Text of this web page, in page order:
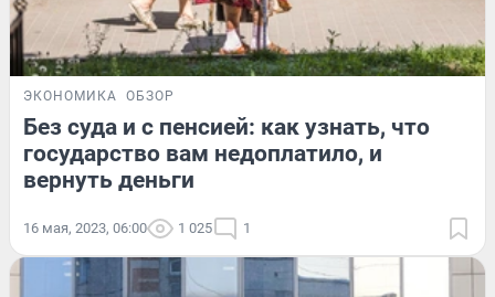
ЭКОНОМИКА ОБЗОР
Без суда и с пенсией: как узнать, что
государство вам недоплатило, и
вернуть деньги
16 мая, 2023, 06:00 1 025 1